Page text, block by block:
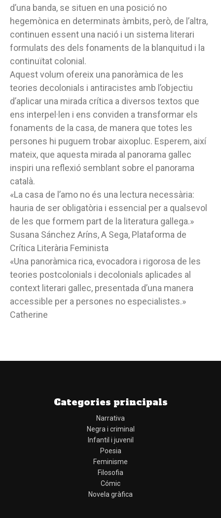
d’una banda, se situen en una posició no
hegemònica en determinats àmbits, però, de l’altra,
continuen essent una nació i un sistema literari
formulats des dels fonaments de la blanquitud i la
continuïtat colonial.
Aquest volum ofereix una panoràmica de les
teories decolonials i antiracistes amb l’objectiu
d’aplicar una mirada crítica a diversos textos que
ens interpel·len i ens conviden a transformar els
fonaments de la casa, de manera que totes les
persones hi puguem trobar aixopluc. Esperem, així
mateix, que aquesta mirada al panorama gallec
inspiri una reflexió semblant sobre el panorama
català.
«La casa de l’amo no és una lectura necessària:
hauria de ser obligatòria i essencial per a qualsevol
de les que formem part de la literatura gallega.»
Susana Sánchez Aríns, A Sega, Plataforma de
Crítica Literària Feminista
«Una panoràmica rica, evocadora i rigorosa de les
teories postcolonials i decolonials aplicades al
context literari gallec, presentada d’una manera
accessible per a persones no especialistes.»
Catherine
Categories principals
Narrativa
Negra i criminal
Infantil i juvenil
Poesia
Feminisme
Filosofia
Cómic
Novela gràfica